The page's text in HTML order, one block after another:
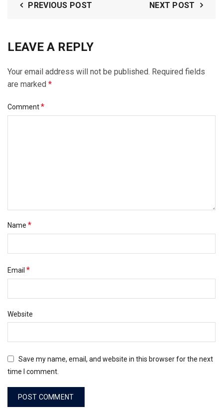
PREVIOUS POST NEXT POST
LEAVE A REPLY
Your email address will not be published. Required fields
are marked *
Comment*
Name *
Email *
Website
Save my name, email, and website in this browser for the next
time I comment.